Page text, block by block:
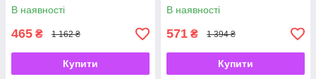
В наявності
465 ₴ 1 162 ₴
Купити
В наявності
571 ₴ 1 394 ₴
Купити